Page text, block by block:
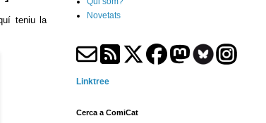
teniu la
Novetats
Linktree
Cerca a ComiCat